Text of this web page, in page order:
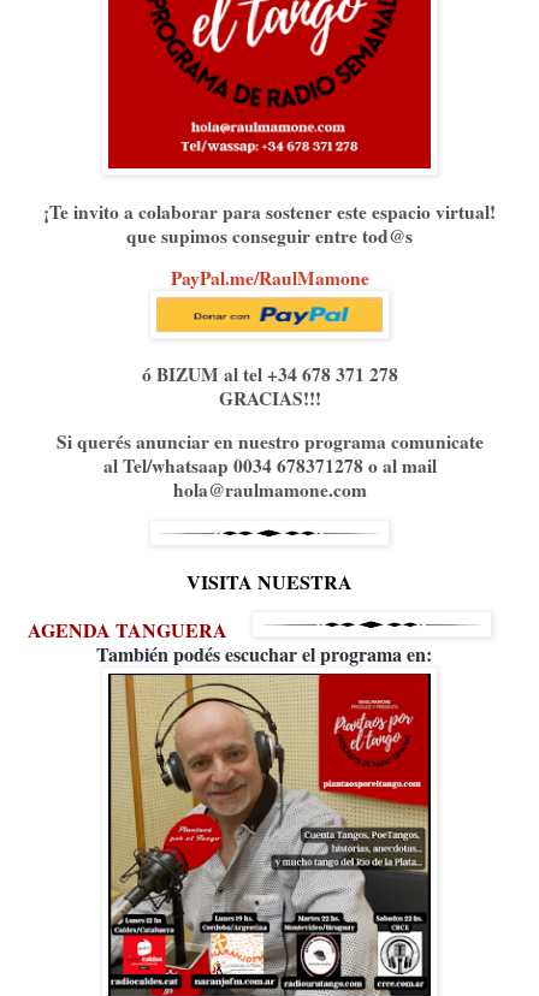
¡Te invito a colaborar para sostener este espacio virtual!
que supimos conseguir entre tod@s
PayPal.me/RaulMamone⁠⁠⁠
ó BIZUM al tel +34 678 371 278
GRACIAS!!!
Si querés anunciar en nuestro programa comunicate
al Tel/whatsaap 0034 678371278 o al mail
hola@raulmamone.com
VISITA NUESTRA
AGENDA TANGUERA
También podés escuchar el programa en: